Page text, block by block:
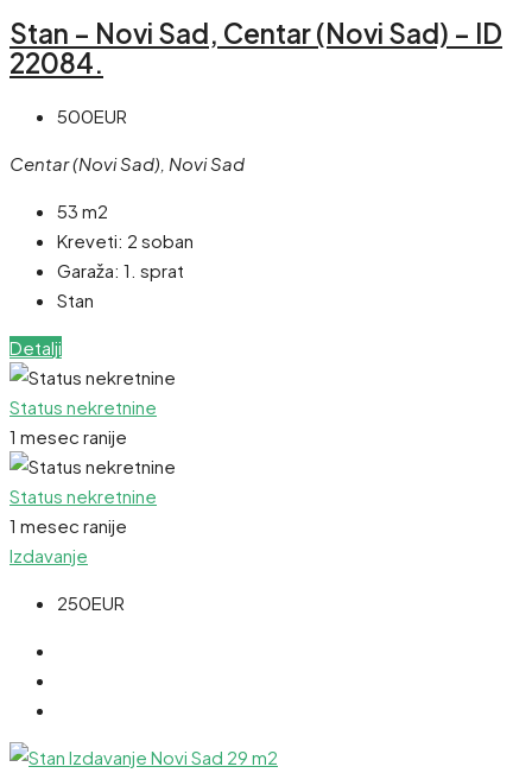
Stan – Novi Sad, Centar (Novi Sad) – ID
22084.
500EUR
Centar (Novi Sad), Novi Sad
53 m2
Kreveti: 2 soban
Garaža: 1. sprat
Stan
Detalji
Status nekretnine
1 mesec ranije
Status nekretnine
1 mesec ranije
Izdavanje
250EUR